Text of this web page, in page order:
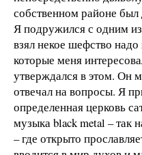
собственном районе был
Я подружился с одним
взял некое шефство
которые меня
утверждался в этом. Он
отвечал на вопросы. Я
определенная церковь
музыка black metal – так
– где открыто